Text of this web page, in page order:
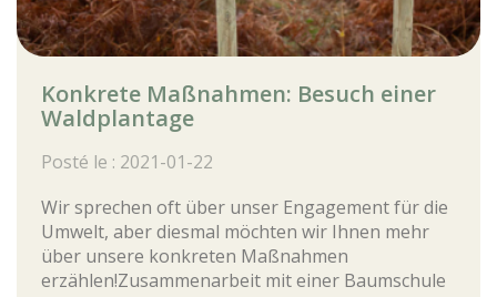
Konkrete Maßnahmen: Besuch einer
Waldplantage
Posté le : 2021-01-22
Wir sprechen oft über unser Engagement für die
Umwelt, aber diesmal möchten wir Ihnen mehr
über unsere konkreten Maßnahmen
erzählen!Zusammenarbeit mit einer Baumschule